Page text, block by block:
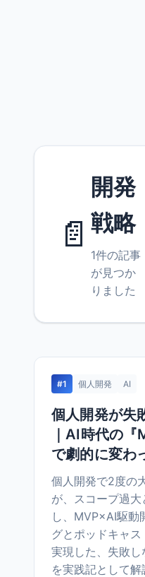
📄
開発
戦略
1件の記事
が見つか
りました
#1 個人開発 AI
個人開発が失
｜AI時代の『
で劇的に変わ
個人開発で2度の
が、スコープ過
し、MVP×AI駆動
グとポッドキャ
実現した、失敗
を実践記として解